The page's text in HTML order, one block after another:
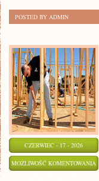
POSTED BY ADMIN
CZERWIEC - 17 - 2026
MOŻLIWOŚĆ KOMENTOWANIA